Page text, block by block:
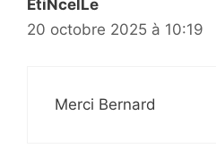
EtiNcelLe
20 octobre 2025 à 10:19
Merci Bernard